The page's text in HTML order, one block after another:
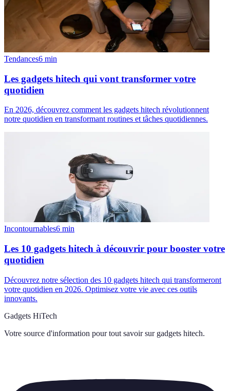
Tendances6 min
Les gadgets hitech qui vont transformer votre
quotidien
En 2026, découvrez comment les gadgets hitech révolutionnent
notre quotidien en transformant routines et tâches quotidiennes.
Incontournables6 min
Les 10 gadgets hitech à découvrir pour booster votre
quotidien
Découvrez notre sélection des 10 gadgets hitech qui transformeront
votre quotidien en 2026. Optimisez votre vie avec ces outils
innovants.
Gadgets HiTech
Votre source d'information pour tout savoir sur gadgets hitech.